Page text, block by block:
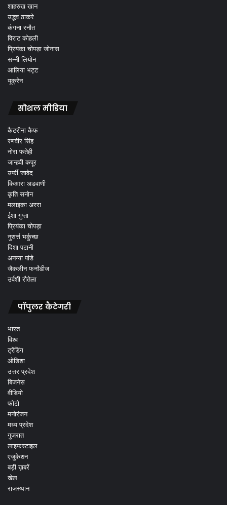
शाहरुख खान
उद्धव ठाकरे
कंगना रनौत
विराट कोहली
प्रियंका चोपड़ा जोनास
सन्नी लियोन
आलिया भट्ट
यूक्रेन
सोशल मीडिया
कैटरीना कैफ
रणवीर सिंह
नोरा फतेही
जान्हवी कपूर
उर्फी जावेद
किआरा अडवाणी
कृति सनोन
मलाइका अररा
ईशा गुप्ता
प्रियंका चोपड़ा
नुसर्त्त भर्कुच्छ
दिशा पटानी
अनन्या पांडे
जैकलीन फर्नांडीज
उर्वशी रौतेला
पॉपुलर कैटेगरी
भारत
विश्व
ट्रेंडिंग
ओडिशा
उत्तर प्रदेश
बिजनेस
वीडियो
फोटो
मनोरंजन
मध्य प्रदेश
गुजरात
लाइफस्टाइल
एजुकेशन
बड़ी ख़बरें
खेल
राजस्थान